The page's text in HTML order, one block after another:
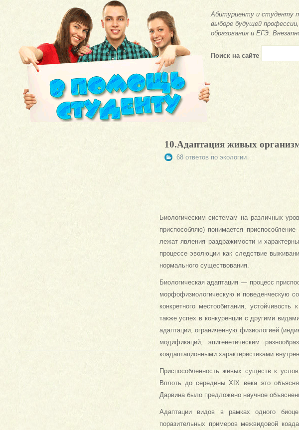
Абитуриенту и студенту
выборе будущей
образования и ЕГЭ.
Поиск на сайте
10.Адаптация живых
68 ответов по экологии
Биологическим системам на различных
приспособляю) понимается
лежат явления раздражимости и
процессе эволюции как следствие
нормального существования.
Биологическая адаптация — процесс
морфофизиологическую и поведенческую
конкретного местообитания,
также успех в конкуренции с другими
адаптации, ограниченную физиологией
модификаций, эпигенетическим
коадаптационными характеристиками
Приспособленность живых существ к
Вплоть до середины XIX века это
Дарвина было предложено научное
Адаптации видов в рамках одного
поразительных примеров межвидовой